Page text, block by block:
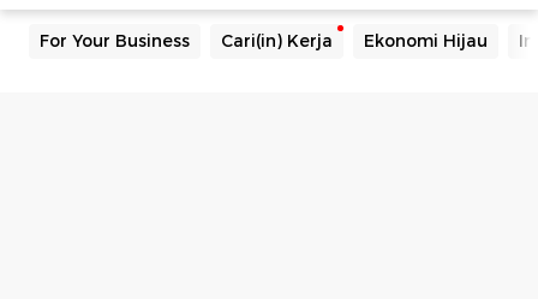
For Your Business Cari(in) Kerja Ekonomi Hijau